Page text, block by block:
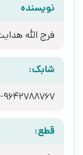
نویسنده
فرج الله
شابک:
9642788767
قطع: